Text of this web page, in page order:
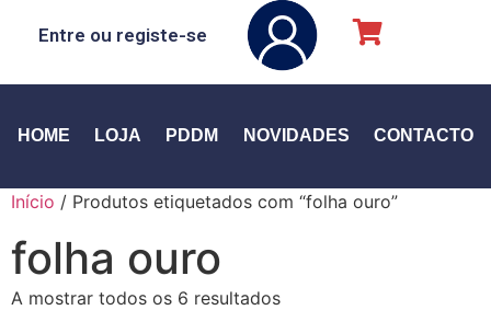
Entre ou registe-se
HOME LOJA PDDM NOVIDADES CONTACTO
Início / Produtos etiquetados com “folha ouro”
folha ouro
A mostrar todos os 6 resultados